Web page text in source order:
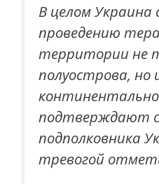
В целом Украина
проведению
территории не
полуострова, но
подтверждают
подполковника
тревогой